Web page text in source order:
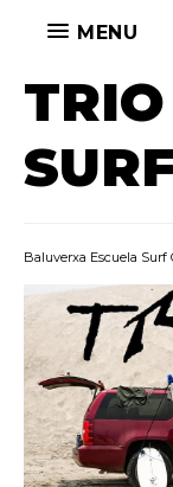
MENU
Baluverxa Escuela Surf